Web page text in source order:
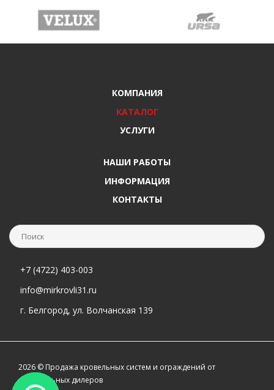
КОМПАНИЯ
КАТАЛОГ
УСЛУГИ
НАШИ РАБОТЫ
ИНФОРМАЦИЯ
КОНТАКТЫ
+7 (4722) 403-003
info@mirkrovli31.ru
г. Белгород, ул. Волчанская 139
2026 © Продажа кровельных систем и ограждений от
официальных дилеров